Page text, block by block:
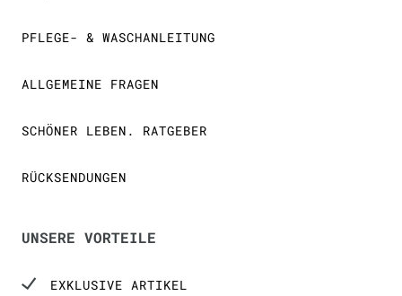
PFLEGE- & WASCHANLEITUNG
ALLGEMEINE FRAGEN
SCHÖNER LEBEN. RATGEBER
RÜCKSENDUNGEN
UNSERE VORTEILE
EXKLUSIVE ARTIKEL